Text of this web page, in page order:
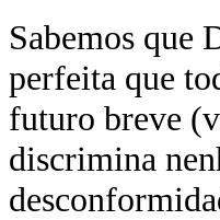
Sabemos que
perfeita que
futuro breve
discrimina